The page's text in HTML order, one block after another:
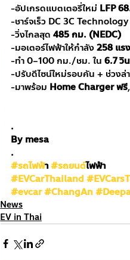
-อัปเกรดแบตเตอรี่ใหม่ LFP
-ชาร์จเร็ว DC 3C Technology
-วิ่งไกลสุด 485 กม. (NEDC)
-มอเตอร์ไฟฟ้าให้กำลัง 258 แร
-ทำ 0–100 กม./ชม. ใน 6.7 วิ
-ปรับดีไซน์ใหม่รอบคัน + ช่วงล่
-มาพร้อม Home Charger ฟรี
.
By mesa
.
#รถไฟฟ้า #รถยนต์ไฟฟ้า
#EVCarThailand
#evcar#ChangAn
News
EV in Thai